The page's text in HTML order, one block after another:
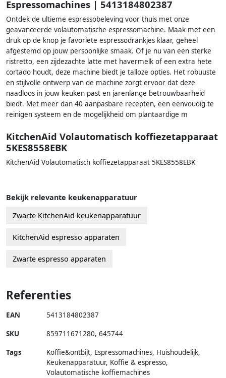
Espressomachines | 5413184802387
Ontdek de ultieme espressobeleving voor thuis met onze
geavanceerde volautomatische espressomachine. Maak met een
druk op de knop je favoriete espressodrankjes klaar, geheel
afgestemd op jouw persoonlijke smaak. Of je nu van een sterke
ristretto, een zijdezachte latte met havermelk of een extra hete
cortado houdt, deze machine biedt je talloze opties. Het robuuste
en stijlvolle ontwerp van de machine zorgt ervoor dat deze
naadloos in jouw keuken past en jarenlange betrouwbaarheid
biedt. Met meer dan 40 aanpasbare recepten, een eenvoudig te
reinigen systeem en de mogelijkheid om plantaardige m
KitchenAid Volautomatisch koffiezetapparaat
5KES8558EBK
KitchenAid Volautomatisch koffiezetapparaat 5KES8558EBK
Bekijk relevante keukenapparatuur
Zwarte KitchenAid keukenapparatuur
KitchenAid espresso apparaten
Zwarte espresso apparaten
Referenties
EAN 5413184802387
SKU 859711671280, 645744
Tags
Koffie&ontbijt, Espressomachines, Huishoudelijk,
Keukenapparatuur, Koffie & espresso,
Volautomatische koffiemachines